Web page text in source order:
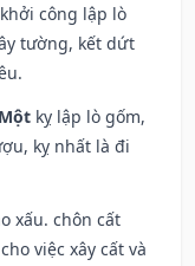
công lập lò
tường, kết dứt
kỵ lập lò gốm,
kỵ nhất là đi
xấu. chôn cất
việc xây cất và